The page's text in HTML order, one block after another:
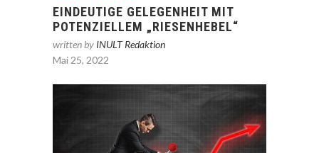
EINDEUTIGE GELEGENHEIT MIT
POTENZIELLEM „RIESENHEBEL“
written by INULT Redaktion
Mai 25, 2022